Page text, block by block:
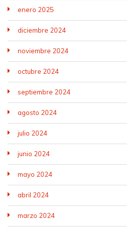
enero 2025
diciembre 2024
noviembre 2024
octubre 2024
septiembre 2024
agosto 2024
julio 2024
junio 2024
mayo 2024
abril 2024
marzo 2024